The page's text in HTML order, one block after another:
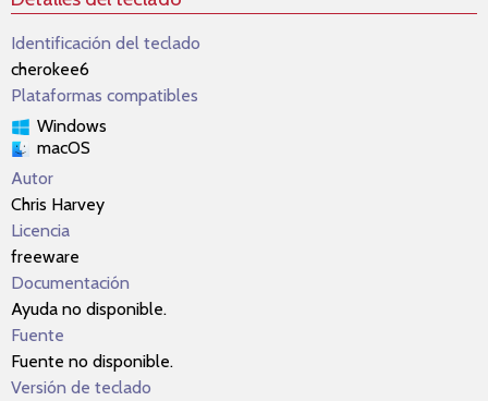
Identificación del teclado
cherokee6
Plataformas compatibles
Windows
macOS
Autor
Chris Harvey
Licencia
freeware
Documentación
Ayuda no disponible.
Fuente
Fuente no disponible.
Versión de teclado